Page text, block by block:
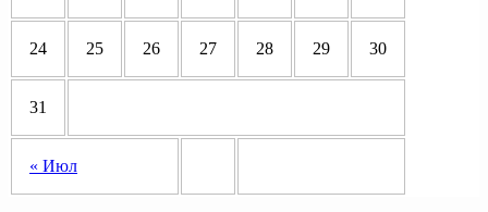
« Июл
24 25 26 27 28 29 30
31